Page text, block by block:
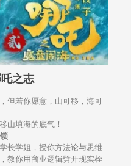
之志
但若你愿意，山可移，海可
山填海的底气！
长学姐，授你方法论与思维
教你用商业逻辑劈开现实桎